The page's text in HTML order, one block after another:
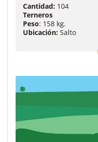
Cantidad: 104
Terneros
Peso: 158 kg.
Ubicación: Salto